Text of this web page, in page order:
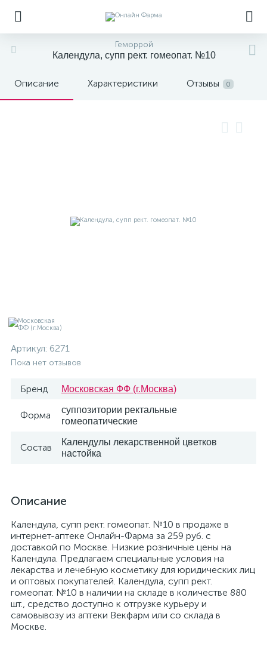
Геморрой
Календула, супп рект. гомеопат. №10
Описание Характеристики Отзывы 0
Артикул: 6271
Пока нет отзывов
Бренд Московская ФФ (г.Москва)
Форма
суппозитории ректальные
гомеопатические
Состав
Календулы лекарственной цветков
настойка
Описание
Календула, супп рект. гомеопат. №10 в продаже в
интернет-аптеке Онлайн-Фарма за 259 руб. с
доставкой по Москве. Низкие розничные цены на
Календула. Предлагаем специальные условия на
лекарства и лечебную косметику для юридических лиц
и оптовых покупателей. Календула, супп рект.
гомеопат. №10 в наличии на складе в количестве 880
шт., средство доступно к отгрузке курьеру и
самовывозу из аптеки Векфарм или со склада в
Москве.